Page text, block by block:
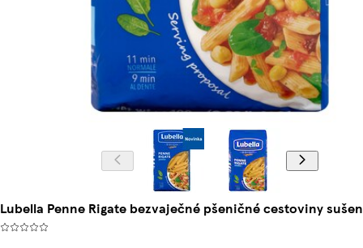
Lubella Penne Rigate bezvaječné pšeničné cestoviny